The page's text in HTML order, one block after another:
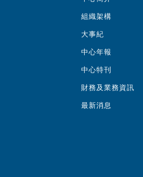
組織架構
大事紀
中心年報
中心特刊
財務及業務資訊
最新消息